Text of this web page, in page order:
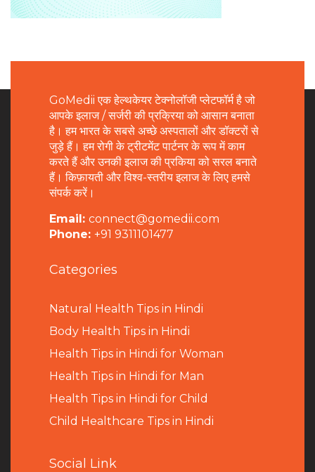
GoMedii एक हेल्थकेयर टेक्नोलॉजी प्लेटफॉर्म है जो
आपके इलाज / सर्जरी की प्रक्रिया को आसान बनाता
है। हम भारत के सबसे अच्छे अस्पतालों और डॉक्टरों से
जुड़े हैं। हम रोगी के ट्रीटमेंट पार्टनर के रूप में काम
करते हैं और उनकी इलाज की प्रकिया को सरल बनाते
हैं। किफ़ायती और विश्व-स्तरीय इलाज के लिए हमसे
संपर्क करें।
Email: connect@gomedii.com
Phone: +91 9311101477
Categories
Natural Health Tips in Hindi
Body Health Tips in Hindi
Health Tips in Hindi for Woman
Health Tips in Hindi for Man
Health Tips in Hindi for Child
Child Healthcare Tips in Hindi
Social Link